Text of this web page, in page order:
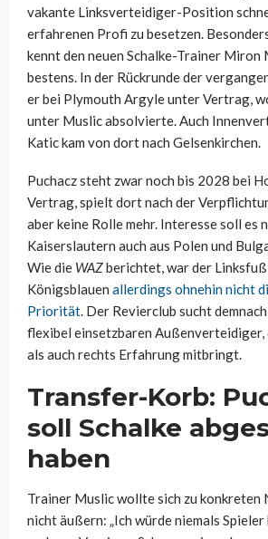
vakante Linksverteidiger-Position
erfahrenen Profi zu besetzen.
kennt den neuen Schalke-Trainer Miron
bestens. In der Rückrunde der
er bei Plymouth Argyle unter Vertrag,
unter Muslic absolvierte. Auch
Katic kam von dort nach Gelsenkirchen.
Puchacz steht zwar noch bis 2028 bei
Vertrag, spielt dort nach der
aber keine Rolle mehr. Interesse soll es
Kaiserslautern auch aus Polen und
Wie die WAZberichtet, war der Linksfuß
Königsblauen allerdings ohnehin nicht
Priorität. Der Revierclub sucht
flexibel einsetzbaren Außenverteidiger,
als auch rechts Erfahrung mitbringt.
Transfer-Korb:
soll Schalke
haben
Trainer Muslic wollte sich zu konkreten
nicht äußern: „Ich würde niemals